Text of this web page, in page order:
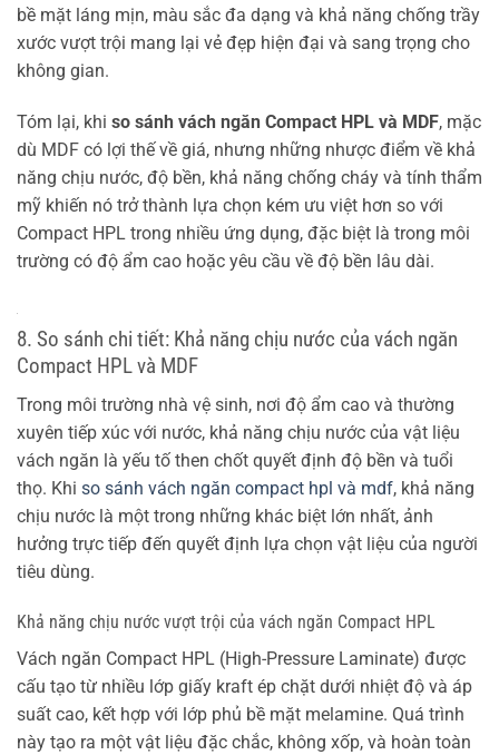
bề mặt láng mịn, màu sắc đa dạng và khả năng chống trầy
xước vượt trội mang lại vẻ đẹp hiện đại và sang trọng cho
không gian.
Tóm lại, khi so sánh vách ngăn Compact HPL và MDF, mặc
dù MDF có lợi thế về giá, nhưng những nhược điểm về khả
năng chịu nước, độ bền, khả năng chống cháy và tính thẩm
mỹ khiến nó trở thành lựa chọn kém ưu việt hơn so với
Compact HPL trong nhiều ứng dụng, đặc biệt là trong môi
trường có độ ẩm cao hoặc yêu cầu về độ bền lâu dài.
8. So sánh chi tiết: Khả năng chịu nước của vách ngăn
Compact HPL và MDF
Trong môi trường nhà vệ sinh, nơi độ ẩm cao và thường
xuyên tiếp xúc với nước, khả năng chịu nước của vật liệu
vách ngăn là yếu tố then chốt quyết định độ bền và tuổi
thọ. Khi so sánh vách ngăn compact hpl và mdf, khả năng
chịu nước là một trong những khác biệt lớn nhất, ảnh
hưởng trực tiếp đến quyết định lựa chọn vật liệu của người
tiêu dùng.
Khả năng chịu nước vượt trội của vách ngăn Compact HPL
Vách ngăn Compact HPL (High-Pressure Laminate) được
cấu tạo từ nhiều lớp giấy kraft ép chặt dưới nhiệt độ và áp
suất cao, kết hợp với lớp phủ bề mặt melamine. Quá trình
này tạo ra một vật liệu đặc chắc, không xốp, và hoàn toàn